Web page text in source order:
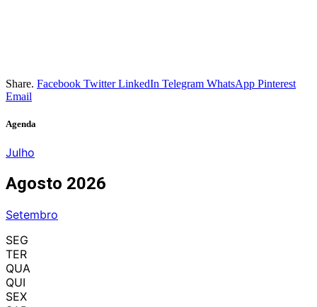
Share. Facebook Twitter LinkedIn Telegram WhatsApp Pinterest
Email
Agenda
Julho
Agosto 2026
Setembro
SEG
TER
QUA
QUI
SEX